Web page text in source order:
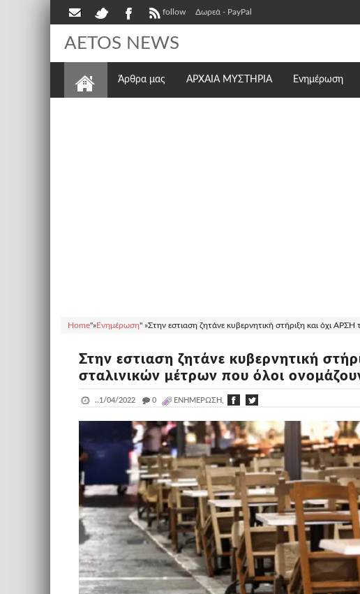
follow Δωρεά - PayPal
AETOS NEWS
Άρθρα μας ΑΡΧΑΙΑ ΜΥΣΤΗΡΙΑ Ενημέρωση
Home"»Ενημέρωση" »Στην εστιαση ζητάνε κυβερνητική στήριξη και όχι
Στην εστιαση ζητάνε κυβερνητική
σταλινικών μέτρων που όλοι
..1/04/2022 _ 0 ΕΝΗΜΈΡΩΣΗ,